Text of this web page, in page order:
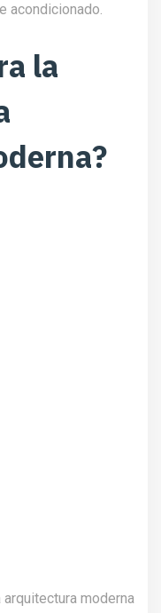
acondicionado.
la
moderna